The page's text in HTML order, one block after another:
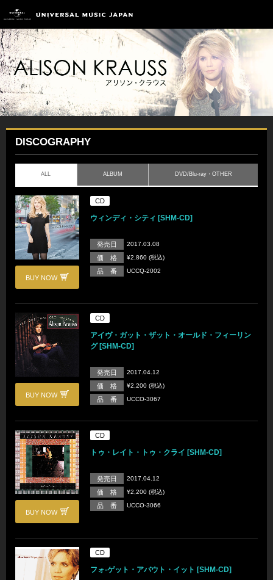
DISCOGRAPHY
ALL ALBUM DVD/Blu-ray・OTHER
BUY NOW
CD
ウィンディ・シティ [SHM-CD]
発売日 2017.03.08
価 格 ¥2,860 (税込)
品 番 UCCQ-2002
BUY NOW
CD
アイヴ・ガット・ザット・オールド・フィーリン
グ [SHM-CD]
発売日 2017.04.12
価 格 ¥2,200 (税込)
品 番 UCCO-3067
BUY NOW
CD
トゥ・レイト・トゥ・クライ [SHM-CD]
発売日 2017.04.12
価 格 ¥2,200 (税込)
品 番 UCCO-3066
CD
フォ-ゲット・アバウト・イット [SHM-CD]